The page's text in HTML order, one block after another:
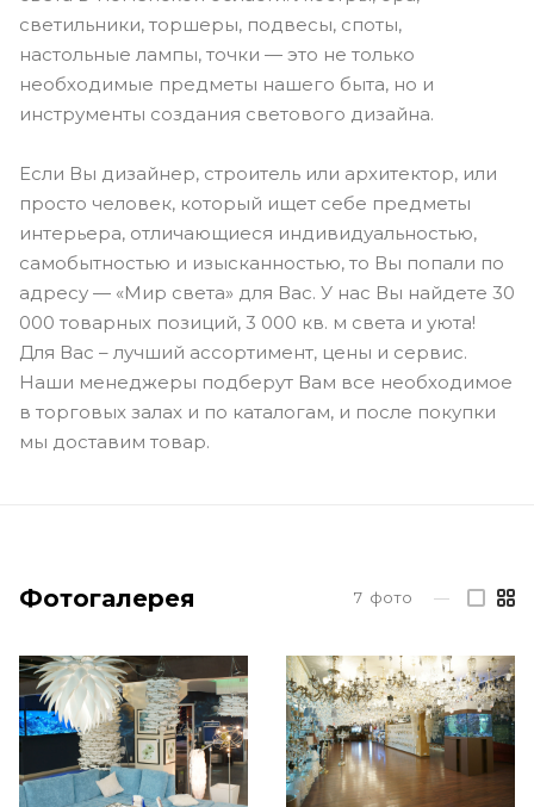
светильники, торшеры, подвесы, споты,
настольные лампы, точки — это не только
необходимые предметы нашего быта, но и
инструменты создания светового дизайна.
Если Вы дизайнер, строитель или архитектор, или
просто человек, который ищет себе предметы
интерьера, отличающиеся индивидуальностью,
самобытностью и изысканностью, то Вы попали по
адресу — «Мир света» для Вас. У нас Вы найдете 30
000 товарных позиций, 3 000 кв. м света и уюта!
Для Вас – лучший ассортимент, цены и сервис.
Наши менеджеры подберут Вам все необходимое
в торговых залах и по каталогам, и после покупки
мы доставим товар.
Фотогалерея 7 фото —